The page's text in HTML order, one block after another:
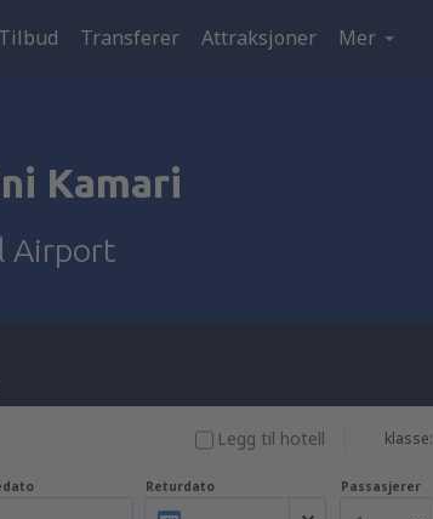
Tilbud Transferer Attraksjoner Mer
Kamari
Airport
klasse:
Legg til hotell
Returdato Passasjerer